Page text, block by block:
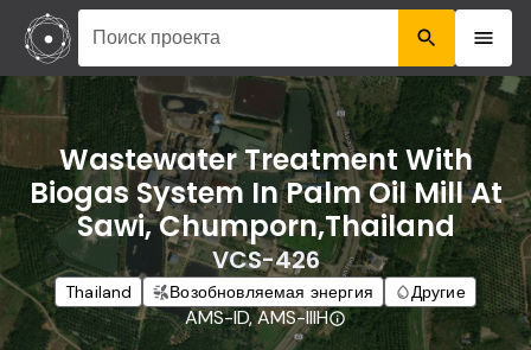
Wastewater Treatment With
Biogas System In Palm Oil Mill At
Sawi, Chumporn,Thailand
VCS-426
Thailand Возобновляемая энергия Другие
AMS-ID, AMS-IIIH